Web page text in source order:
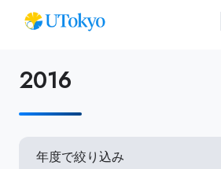
2016
年度で絞り込み